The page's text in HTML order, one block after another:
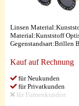
Linsen
Material:Kunststoff
Gegenstandsart:Brillen
Kauf auf Rechnung
für Neukunden
für Privatkunden
für Firmenkunden